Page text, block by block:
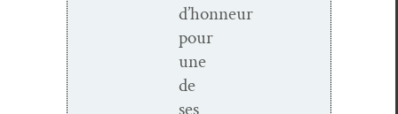
d’honneur
pour
une
de